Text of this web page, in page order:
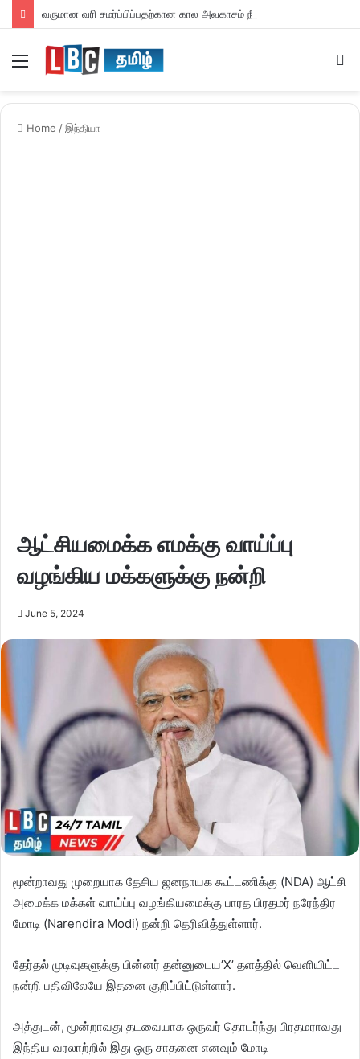
வருமான வரி சமர்ப்பிப்பதற்கான கால அவகாசம் நீடிப்பு
Home /இந்தியா
ஆட்சியமைக்க எமக்கு வாய்ப்பு
வழங்கிய மக்களுக்கு நன்றி
June 5, 2024
மூன்றாவது முறையாக தேசிய ஜனநாயக கூட்டணிக்கு (NDA) ஆட்சி
அமைக்க மக்கள் வாய்ப்பு வழங்கியமைக்கு பாரத பிரதமர் நரேந்திர
மோடி (Narendira Modi) நன்றி தெரிவித்துள்ளார்.
தேர்தல் முடிவுகளுக்கு பின்னர் தன்னுடைய’X’ தளத்தில் வெளியிட்ட
நன்றி பதிவிலேயே இதனை குறிப்பிட்டுள்ளார்.
அத்துடன், மூன்றாவது தடவையாக ஒருவர் தொடர்ந்து பிரதமராவது
இந்திய வரலாற்றில் இது ஒரு சாதனை எனவும் மோடி